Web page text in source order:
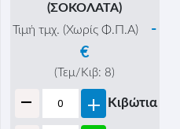
(ΣΟΚΟΛΑΤΑ)
Τιμή τμχ. (Χωρίς Φ.Π.Α)
-
€
(Τεμ/Κιβ: 8)
- + Κιβώτια